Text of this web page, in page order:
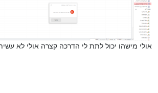
אולי מישהו יכול לתת לי הדרכה קצרה אולי לא